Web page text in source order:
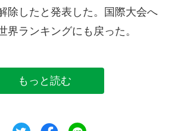
除したと発表した。国際大会へ
界ランキングにも戻った。
もっと読む
ツイートシェア